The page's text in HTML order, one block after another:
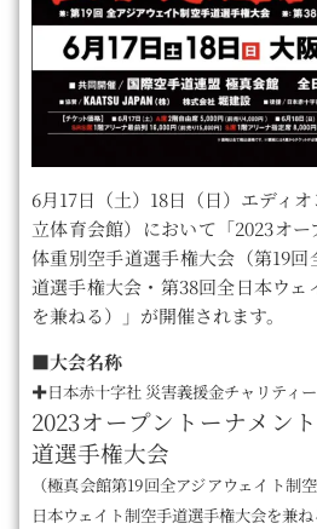
6月17日（土）18日（日）エディ
立体育会館）において「2023オ
体重別空手道選手権大会（第19
道選手権大会・第38回全日本ウ
を兼ねる）」が開催されます。
■大会名称
✚日本赤十字社 災害義援金チャリティー
2023オープントーナメン
道選手権大会
（極真会館第19回全アジアウェイト制
日本ウェイト制空手道選手権大会を兼ね